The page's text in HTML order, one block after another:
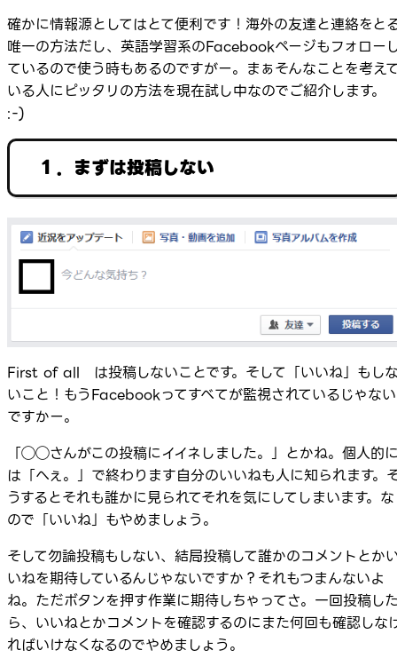
確かに情報源としてはとて便利です！海外の友達と連絡をと
唯一の方法だし、英語学習系のFacebookページもフォロー
ているので使う時もあるのですがー。まぁそんなことを考え
いる人にピッタリの方法を現在試し中なのでご紹介します。
:-)
１．まずは投稿しない
First of all は投稿しないことです。そして「いいね」もし
いこと！もうFacebookってすべてが監視されているじゃない
ですかー。
「◯◯さんがこの投稿にイイネしました。」とかね。個人的
は「へぇ。」で終わります自分のいいねも人に知られます。
うするとそれも誰かに見られてそれを気にしてしまいます。な
ので「いいね」もやめましょう。
そして勿論投稿もしない、結局投稿して誰かのコメントとか
いねを期待しているんじゃないですか？それもつまんないよ
ね。ただボタンを押す作業に期待しちゃってさ。一回投稿し
ら、いいねとかコメントを確認するのにまた何回も確認しな
ればいけなくなるのでやめましょう。